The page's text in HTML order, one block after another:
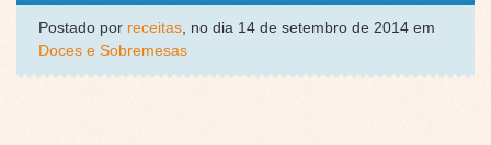
Postado por receitas, no dia 14 de setembro de 2014 em
Doces e Sobremesas